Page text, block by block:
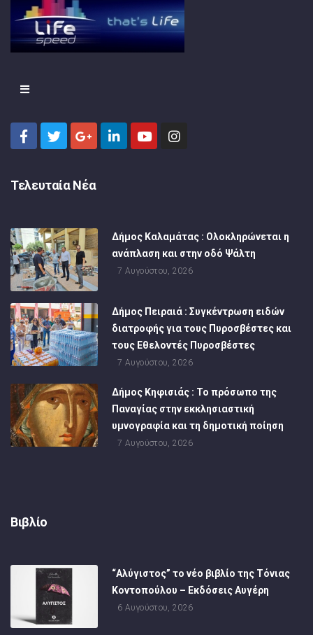
Τελευταία Νέα
Δήμος Καλαμάτας : Ολοκληρώνεται η
ανάπλαση και στην οδό Ψάλτη
7 Αυγούστου, 2026
Δήμος Πειραιά : Συγκέντρωση ειδών
διατροφής για τους Πυροσβέστες και
τους Εθελοντές Πυροσβέστες
7 Αυγούστου, 2026
Δήμος Κηφισιάς : Το πρόσωπο της
Παναγίας στην εκκλησιαστική
υμνογραφία και τη δημοτική ποίηση
7 Αυγούστου, 2026
Βιβλίο
“Αλύγιστος” το νέο βιβλίο της Τόνιας
Κοντοπούλου – Εκδόσεις Αυγέρη
6 Αυγούστου, 2026